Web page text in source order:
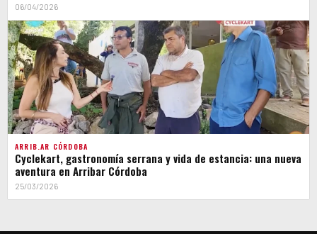
06/04/2026
ARRIB.AR CÓRDOBA
Cyclekart, gastronomía serrana y vida de estancia: una nueva
aventura en Arribar Córdoba
25/03/2026